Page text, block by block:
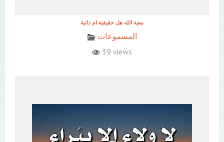
معية الله هل حقيقية ام ذاتية
المسموعات
39 views